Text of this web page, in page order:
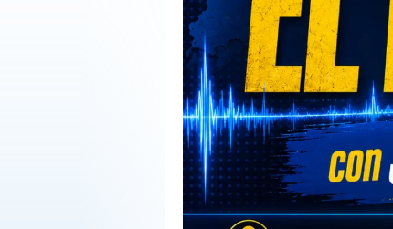
OPINIÓN
PROGRAMAS